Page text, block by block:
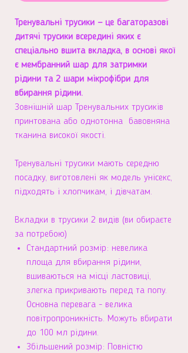
Тренувальні трусики — це багаторазові
дитячі трусики всередині яких є
спеціально вшита вкладка, в основі якої
є мембранний шар для затримки
рідини та 2 шари мікрофібри для
вбирання рідини.
Зовнішній шар Тренувальних трусиків
принтована або однотонна бавовняна
тканина високої якості.
Тренувальні трусики мають середню
посадку, виготовлені як модель унісекс,
підходять і хлопчикам, і дівчатам.
Вкладки в трусики 2 видів (ви обираєте
за потребою)
Стандартний розмір: невелика
площа для вбирання рідини,
вшиваються на місці ластовиці,
злегка прикривають перед та попу.
Основна перевага - велика
повітропроникність. Можуть вбирати
до 100 мл рідини.
Збільшений розмір: Повністю